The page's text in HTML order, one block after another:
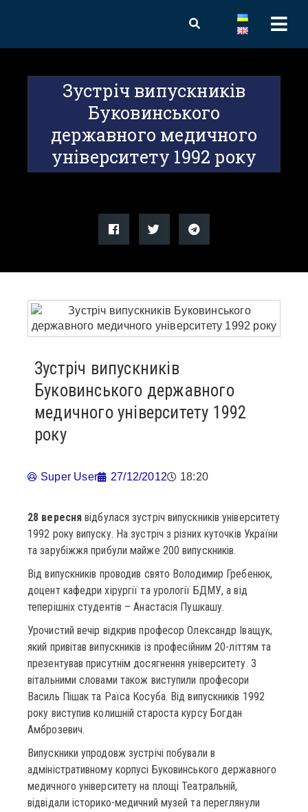
Зустріч випускників
Буковинського
державного медичного
університету 1992 року
Зустріч випускників
Буковинського державного
медичного університету 1992
року
Super User 27/12/2012 18:20
28 вереснявідбулася зустріч випускників університету
1992 року випуску. На зустріч з різних куточків України
та зарубіжжя прибули майже 200 випускників.
Від випускників проводив свято Володимир Гребенюк,
доцент кафедри хірургії та урології БДМУ, а від
теперішніх студентів – Анастасія Пушкашу.
Урочистий вечір відкрив професор Олександр Іващук,
який привітав випускників із професійним 20-літтям та
презентував присутнім досягнення університету. З
вітальними словами також виступили професори
Василь Пішак та Раїса Косуба. Від випускників 1992
року виступив колишній староста курсу Богдан
Амброзевич.
Випускники упродовж зустрічі побували в
адміністративному корпусі Буковинського державного
медичного університету на площі Театральній,
відвідали історико-медичний музей та переглянули